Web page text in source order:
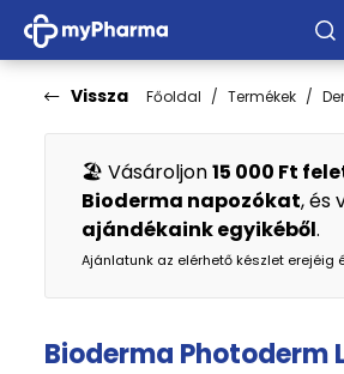
Vissza Főoldal Termékek
🏖️ Vásároljon15 000 Ft
Bioderma napozókat, és
ajándékaink egyikéből.
Ajánlatunk az elérhető készlet erejéig
Bioderma Photoderm